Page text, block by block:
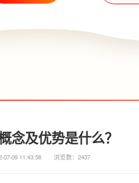
念及优势是什么？
07-09 11:43:58 浏览数：2437